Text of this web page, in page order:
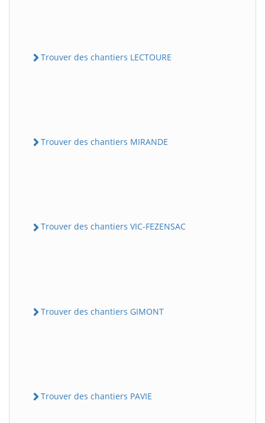
Trouver des chantiers LECTOURE
Trouver des chantiers MIRANDE
Trouver des chantiers VIC-FEZENSAC
Trouver des chantiers GIMONT
Trouver des chantiers PAVIE